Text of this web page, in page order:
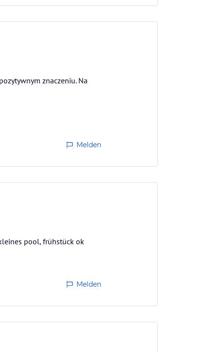
znaczeniu. Na
Melden
pool, frühstück ok
Melden